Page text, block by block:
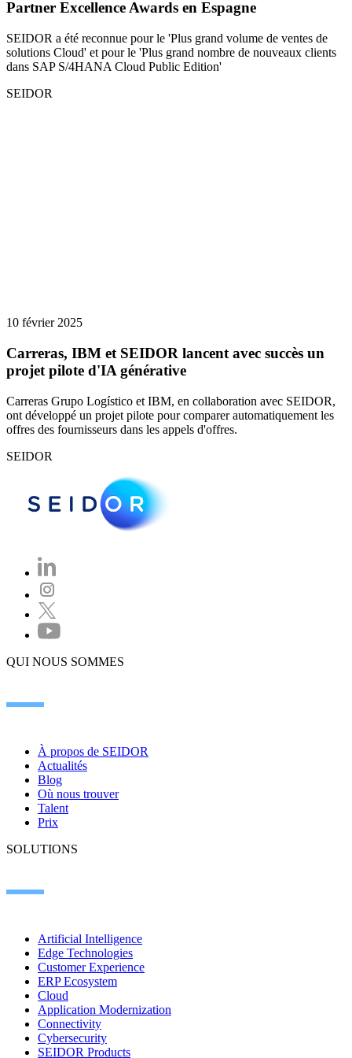
Partner Excellence Awards en Espagne
SEIDOR a été reconnue pour le 'Plus grand volume de ventes de
solutions Cloud' et pour le 'Plus grand nombre de nouveaux clients
dans SAP S/4HANA Cloud Public Edition'
SEIDOR
10 février 2025
Carreras, IBM et SEIDOR lancent avec succès un
projet pilote d'IA générative
Carreras Grupo Logístico et IBM, en collaboration avec SEIDOR,
ont développé un projet pilote pour comparer automatiquement les
offres des fournisseurs dans les appels d'offres.
SEIDOR
QUI NOUS SOMMES
À propos de SEIDOR
Actualités
Blog
Où nous trouver
Talent
Prix
SOLUTIONS
Artificial Intelligence
Edge Technologies
Customer Experience
ERP Ecosystem
Cloud
Application Modernization
Connectivity
Cybersecurity
SEIDOR Products